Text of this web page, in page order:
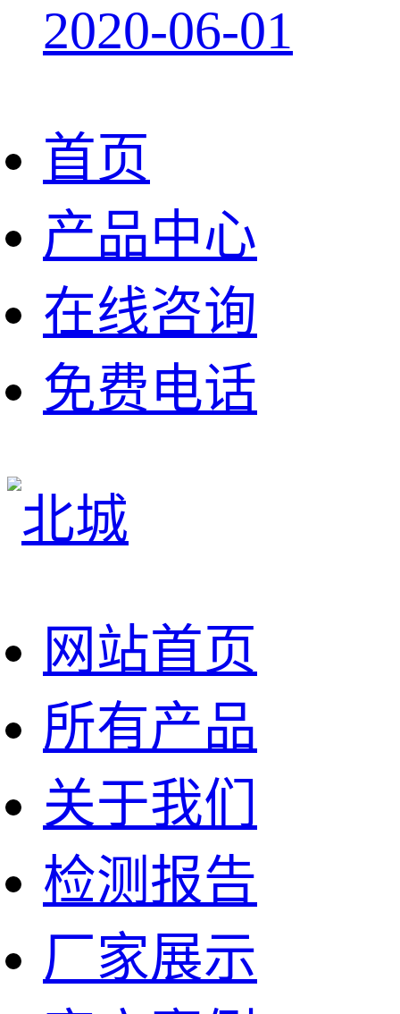
2020-06-01
首页
产品中心
在线咨询
免费电话
网站首页
所有产品
关于我们
检测报告
厂家展示